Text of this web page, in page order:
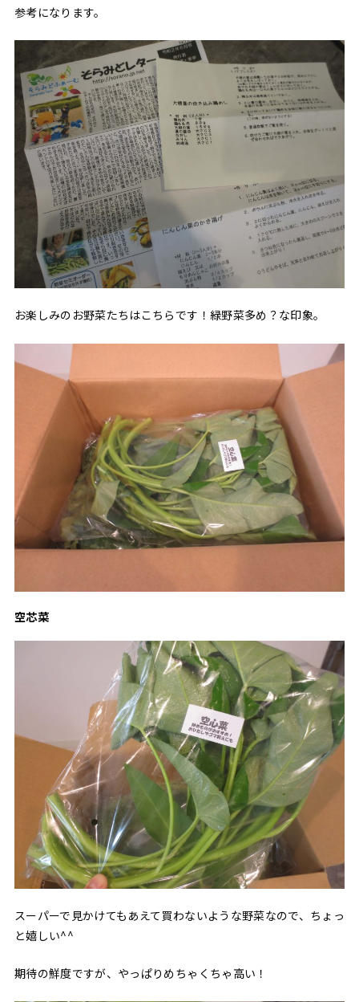
参考になります。
お楽しみのお野菜たちはこちらです！緑野菜多め？な印象。
空芯菜
スーパーで見かけてもあえて買わないような野菜なので、ちょっ
と嬉しい^^
期待の鮮度ですが、やっぱりめちゃくちゃ高い！